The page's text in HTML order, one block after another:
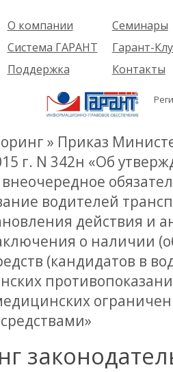
О компании
Компания
Проекты
Партнеры
Вакансии
Реквизиты
Информация
Система ГАРАНТ
О системе
решения
Комплекты
История
Поддержка
Пользователям
Будущим
пользователям
Семинары
Об услуге
семинары
Гарант-
Контакты
» Приказ
г. N 342н «Об
водителей
действия и
о наличии
(кандидатов в